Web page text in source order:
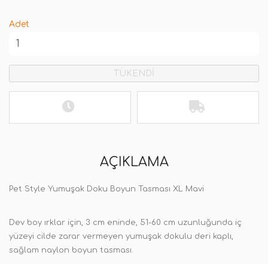
Adet
TÜKENDİ
AÇIKLAMA
Pet Style Yumuşak Doku Boyun Tasması XL Mavi
Dev boy ırklar için, 3 cm eninde, 51-60 cm uzunluğunda iç
yüzeyi cilde zarar vermeyen yumuşak dokulu deri kaplı,
sağlam naylon boyun tasması.